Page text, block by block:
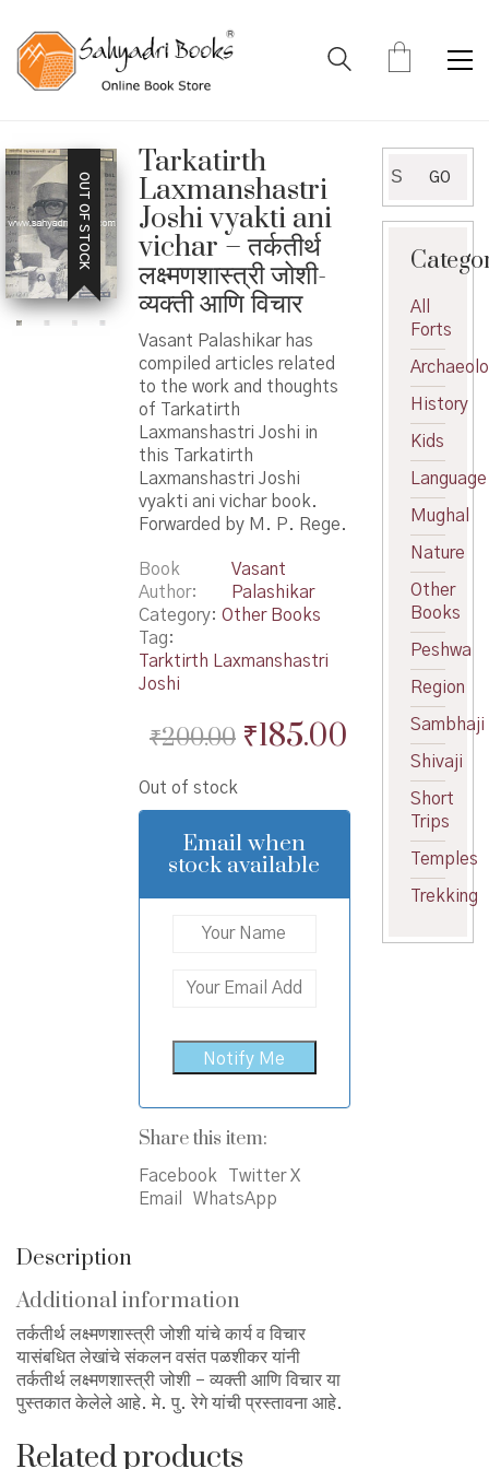
OUT OF STOCK
Tarkatirth
Laxmanshastri
Joshi vyakti ani
vichar – तर्कतीर्थ
लक्ष्मणशास्त्री जोशी-
व्यक्ती आणि विचार
Vasant Palashikar has
compiled articles related
to the work and thoughts
of Tarkatirth
Laxmanshastri Joshi in
this Tarkatirth
Laxmanshastri Joshi
vyakti ani vichar book.
Forwarded by M. P. Rege.
Book
Author
Vasant
Palashikar
Category: Other Books
Tag:
Tarktirth Laxmanshastri
Joshi
₹200.00 Original
was:
₹200.00.
₹185.00Current
price
is:
₹185.00.
Out of stock
Email when
stock available
Share this item:
Facebook
Twitter X
Email
WhatsApp
Description
Additional information
तर्कतीर्थ लक्ष्मणशास्त्री जोशी यांचे कार्य व विचार
यासंबधित लेखांचे संकलन वसंत पळशीकर यांनी
तर्कतीर्थ लक्ष्मणशास्त्री जोशी – व्यक्ती आणि विचार या
पुस्तकात केलेले आहे. मे. पु. रेगे यांची प्रस्तावना आहे.
Related products
for:
GO
All
Forts
History
Kids
Language
Mughal
Nature
Other
Books
Peshwa
Region
Sambhaji
Shivaji
Short
Trips
Temples
Trekking